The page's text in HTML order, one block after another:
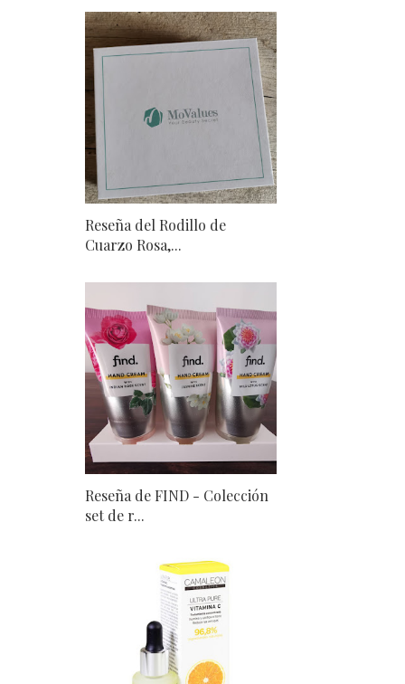
Reseña del Rodillo de
Cuarzo Rosa,...
Reseña de FIND - Colección
set de r...